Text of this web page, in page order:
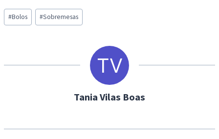
d
i
…
Post
Tags:
#Bolos #Sobremesas
Tania Vilas Boas